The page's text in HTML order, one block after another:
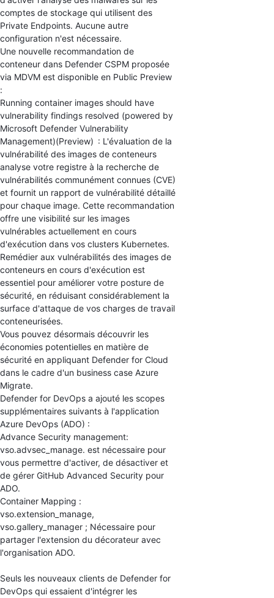
comptes de stockage qui utilisent des
Private Endpoints. Aucune autre
configuration n'est nécessaire.
Une nouvelle recommandation de
conteneur dans Defender CSPM proposée
via MDVM est disponible en Public Preview
:
Running container images should have
vulnerability findings resolved (powered by
Microsoft Defender Vulnerability
Management)(Preview) : L'évaluation de la
vulnérabilité des images de conteneurs
analyse votre registre à la recherche de
vulnérabilités communément connues (CVE)
et fournit un rapport de vulnérabilité détaillé
pour chaque image. Cette recommandation
offre une visibilité sur les images
vulnérables actuellement en cours
d'exécution dans vos clusters Kubernetes.
Remédier aux vulnérabilités des images de
conteneurs en cours d'exécution est
essentiel pour améliorer votre posture de
sécurité, en réduisant considérablement la
surface d'attaque de vos charges de travail
conteneurisées.
Vous pouvez désormais découvrir les
économies potentielles en matière de
sécurité en appliquant Defender for Cloud
dans le cadre d'un business case Azure
Migrate.
Defender for DevOps a ajouté les scopes
supplémentaires suivants à l'application
Azure DevOps (ADO) :
Advance Security management:
vso.advsec_manage. est nécessaire pour
vous permettre d'activer, de désactiver et
de gérer GitHub Advanced Security pour
ADO.
Container Mapping :
vso.extension_manage,
vso.gallery_manager ; Nécessaire pour
partager l'extension du décorateur avec
l'organisation ADO.
Seuls les nouveaux clients de Defender for
DevOps qui essaient d'intégrer les